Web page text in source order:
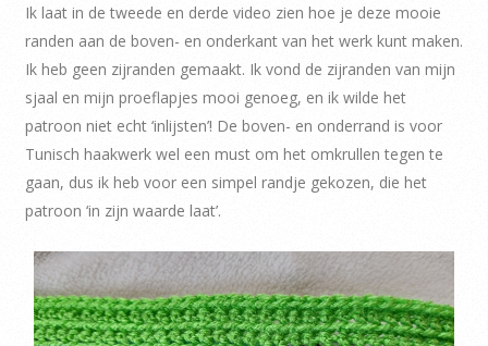
Ik laat in de tweede en derde video zien hoe je deze mooie
randen aan de boven- en onderkant van het werk kunt maken.
Ik heb geen zijranden gemaakt. Ik vond de zijranden van mijn
sjaal en mijn proeflapjes mooi genoeg, en ik wilde het
patroon niet echt ‘inlijsten’! De boven- en onderrand is voor
Tunisch haakwerk wel een must om het omkrullen tegen te
gaan, dus ik heb voor een simpel randje gekozen, die het
patroon ‘in zijn waarde laat’.